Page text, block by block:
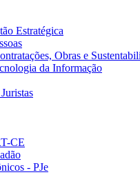
Estratégica
Obras e
da Informação
CE
- PJe